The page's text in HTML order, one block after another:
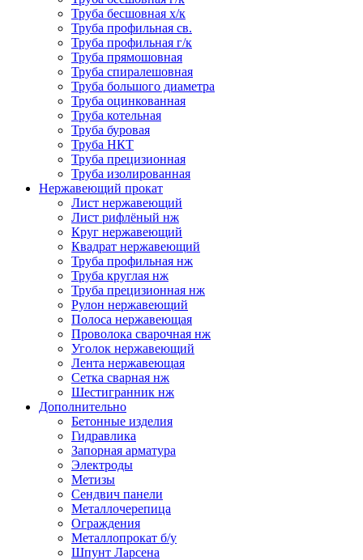
Труба бесшовная х/к
Труба профильная св.
Труба профильная г/к
Труба прямошовная
Труба спиралешовная
Труба большого диаметра
Труба оцинкованная
Труба котельная
Труба буровая
Труба НКТ
Труба прецизионная
Труба изолированная
Нержавеющий прокат
Лист нержавеющий
Лист рифлёный нж
Круг нержавеющий
Квадрат нержавеющий
Труба профильная нж
Труба круглая нж
Труба прецизионная нж
Рулон нержавеющий
Полоса нержавеющая
Проволока сварочная нж
Уголок нержавеющий
Лента нержавеющая
Сетка сварная нж
Шестигранник нж
Дополнительно
Бетонные изделия
Гидравлика
Запорная арматура
Электроды
Метизы
Сендвич панели
Металлочерепица
Ограждения
Металлопрокат б/у
Шпунт Ларсена